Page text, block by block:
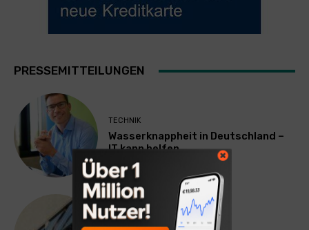
PRESSEMITTEILUNGEN
TECHNIK
Wasserknappheit in Deutschland –
IT kann helfen
ALLGEMEIN